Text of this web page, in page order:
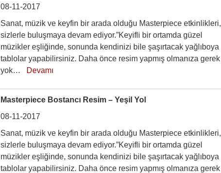
08-11-2017
Sanat, müzik ve keyfin bir arada olduğu Masterpiece etkinlikleri,
sizlerle buluşmaya devam ediyor.”Keyifli bir ortamda güzel
müzikler eşliğinde, sonunda kendinizi bile şaşırtacak yağlıboya
tablolar yapabilirsiniz. Daha önce resim yapmış olmanıza gerek
yok…
Devamı
Masterpiece Bostancı Resim – Yeşil Yol
08-11-2017
Sanat, müzik ve keyfin bir arada olduğu Masterpiece etkinlikleri,
sizlerle buluşmaya devam ediyor.”Keyifli bir ortamda güzel
müzikler eşliğinde, sonunda kendinizi bile şaşırtacak yağlıboya
tablolar yapabilirsiniz. Daha önce resim yapmış olmanıza gerek